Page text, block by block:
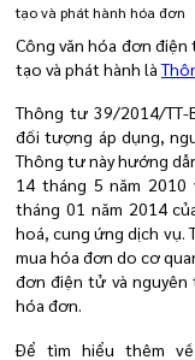
tạo và phát hành hóa đơn
Công văn hóa đơn
tạo và phát hành là
Thông tư 39/2014/TT-
đối tượng áp dụng,
Thông tư này hướng
14 tháng 5 năm 2010
tháng 01 năm 2014
hoá, cung ứng dịch vụ.
mua hóa đơn do cơ
đơn điện tử và
hóa đơn.
Để tìm hiểu thêm